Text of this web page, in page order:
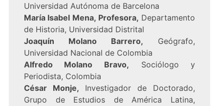
Universidad Autónoma de Barcelona
María Isabel Mena, Profesora, Departamento
de Historia, Universidad Distrital
Joaquín Molano Barrero, Geógrafo,
Universidad Nacional de Colombia
Alfredo Molano Bravo, Sociólogo y
Periodista, Colombia
César Monje, Investigador de Doctorado,
Grupo de Estudios de América Latina,